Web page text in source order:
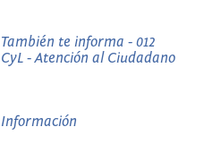
También te informa - 012
CyL - Atención al Ciudadano
Información